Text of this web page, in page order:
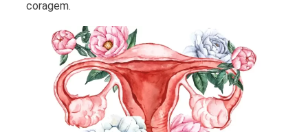
coragem.